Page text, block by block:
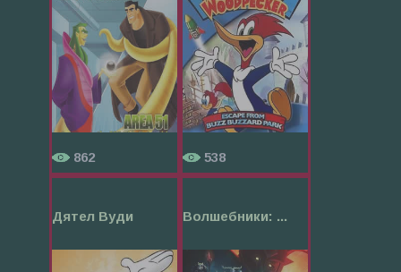
862 538
Дятел Вуди Волшебники: ...